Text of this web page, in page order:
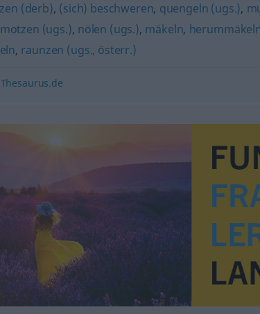
(derb), (sich) beschweren, quengeln (ugs.),
motzen (ugs.), nölen (ugs.), mäkeln,
, raunzen (ugs., österr.)